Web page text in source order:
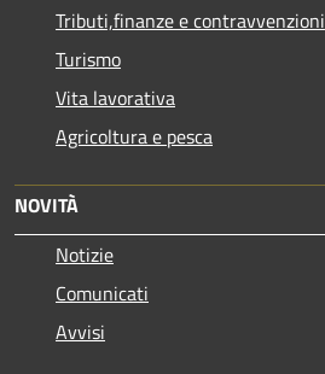
Tributi,finanze e contravvenzioni
Turismo
Vita lavorativa
Agricoltura e pesca
NOVITÀ
Notizie
Comunicati
Avvisi